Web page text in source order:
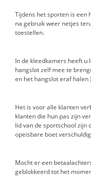
Tijdens het sporten is een
na gebruik weer netjes
toestellen.
In de kleedkamers heeft u
hangslot zelf mee te
en het hangslot eraf halen )
Het is voor alle klanten
klanten die hun pas zijn
lid van de sportschool zijn
opeisbare boet
Mocht er een
geblokkeerd tot het